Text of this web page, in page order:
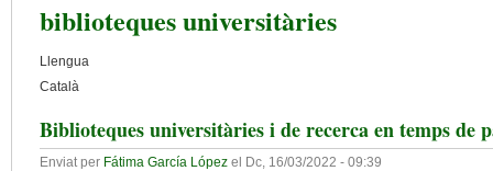
biblioteques universitàries
Llengua
Català
Biblioteques universitàries i de recerca en temps de
Enviat per Fátima García López el Dc, 16/03/2022 - 09:39